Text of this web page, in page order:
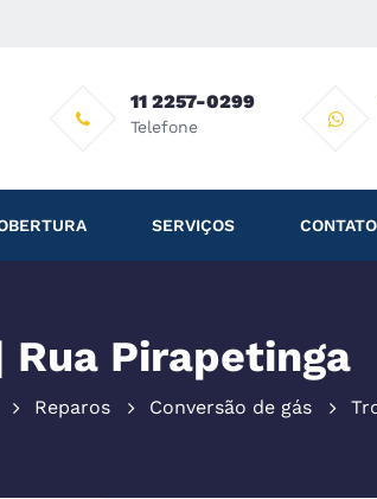
11 2257-0299
Telefone
SERVIÇOS CONTATO
Pirapetinga
Reparos Conversão de gás